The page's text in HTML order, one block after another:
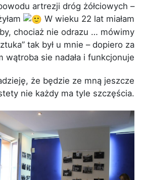
artrezji dróg żółciowych –
W wieku 22 lat miałam
chociaż nie odrazu … mówimy
tak był u mnie – dopiero za
wątroba sie nadała i funkcjonuje
że będzie ze mną jeszcze
nie każdy ma tyle szczęścia.